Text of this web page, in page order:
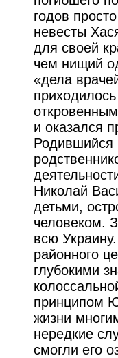
годов
невесты
для своей
чем нищий
«дела
и оказался
Родившийся
Николай
детьми,
человеком.
всю
районного
глубокими
принципом
жизни
нередкие
смогли его